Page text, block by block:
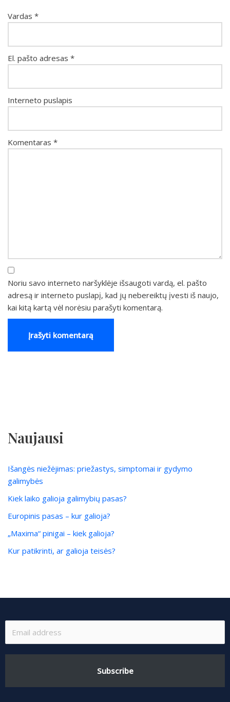
Vardas *
El. pašto adresas *
Interneto puslapis
Komentaras *
Noriu savo interneto naršyklėje išsaugoti vardą, el. pašto
adresą ir interneto puslapį, kad jų nebereiktų įvesti iš naujo,
kai kitą kartą vėl norėsiu parašyti komentarą.
Naujausi
Išangės niežėjimas: priežastys, simptomai ir gydymo
galimybės
Kiek laiko galioja galimybių pasas?
Europinis pasas – kur galioja?
„Maxima“ pinigai – kiek galioja?
Kur patikrinti, ar galioja teisės?
Subscribe